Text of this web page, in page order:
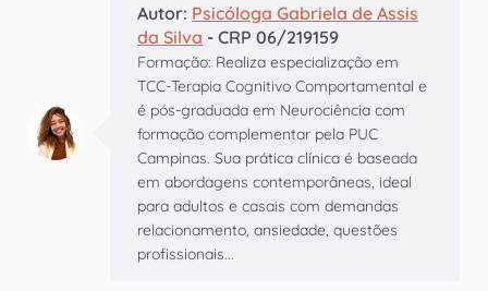
Autor: Psicóloga Gabriela de Assis
da Silva - CRP 06/219159
Formação: Realiza especialização em
TCC-Terapia Cognitivo Comportamental e
é pós-graduada em Neurociência com
formação complementar pela PUC
Campinas. Sua prática clínica é baseada
em abordagens contemporâneas, ideal
para adultos e casais com demandas
relacionamento, ansiedade, questões
profissionais...